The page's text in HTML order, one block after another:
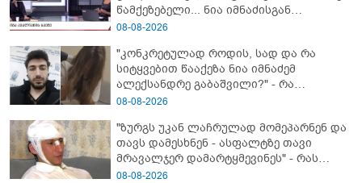
წამქეზებელი... ნია იმნაძისგან
გამოსული ინფორმაციაა ეს" - რას
08-08-2026
"კონკრეტულად როდის, სად და რა
სიტყვებით წააქეზა ნია იმნაძემ
ალექსანდრე გაბაშვილი?" - რა
მიმართვას ავრცელებს ნია იმნაძის
08-08-2026
"ზურგს უკან ლაჩრულად მომეპარნენ და
თავს დამესხნენ - ასფალტზე თავი
მრავალჯერ დამარტყმევინეს" - რას
ჰყვება კურიერი, რომელსაც
08-08-2026